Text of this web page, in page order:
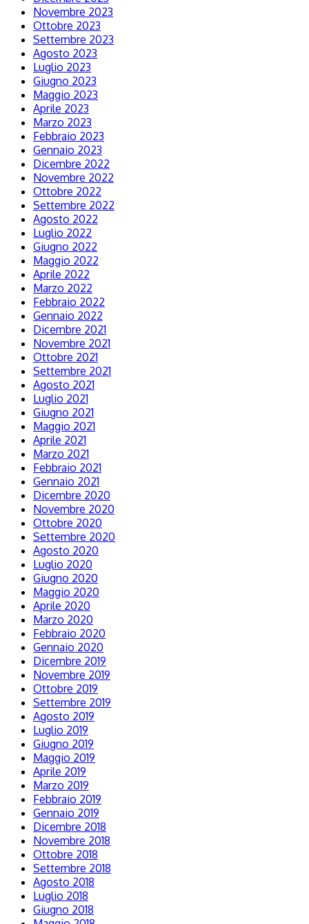
Novembre 2023
Ottobre 2023
Settembre 2023
Agosto 2023
Luglio 2023
Giugno 2023
Maggio 2023
Aprile 2023
Marzo 2023
Febbraio 2023
Gennaio 2023
Dicembre 2022
Novembre 2022
Ottobre 2022
Settembre 2022
Agosto 2022
Luglio 2022
Giugno 2022
Maggio 2022
Aprile 2022
Marzo 2022
Febbraio 2022
Gennaio 2022
Dicembre 2021
Novembre 2021
Ottobre 2021
Settembre 2021
Agosto 2021
Luglio 2021
Giugno 2021
Maggio 2021
Aprile 2021
Marzo 2021
Febbraio 2021
Gennaio 2021
Dicembre 2020
Novembre 2020
Ottobre 2020
Settembre 2020
Agosto 2020
Luglio 2020
Giugno 2020
Maggio 2020
Aprile 2020
Marzo 2020
Febbraio 2020
Gennaio 2020
Dicembre 2019
Novembre 2019
Ottobre 2019
Settembre 2019
Agosto 2019
Luglio 2019
Giugno 2019
Maggio 2019
Aprile 2019
Marzo 2019
Febbraio 2019
Gennaio 2019
Dicembre 2018
Novembre 2018
Ottobre 2018
Settembre 2018
Agosto 2018
Luglio 2018
Giugno 2018